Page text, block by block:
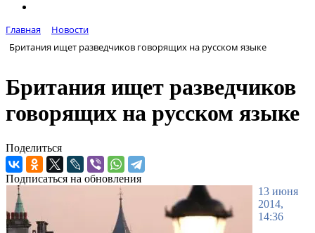
Главная
Новости
Британия ищет разведчиков говорящих на русском языке
Британия ищет разведчиков
говорящих на русском языке
Поделиться
Подписаться на обновления
13 июня
2014,
14:36